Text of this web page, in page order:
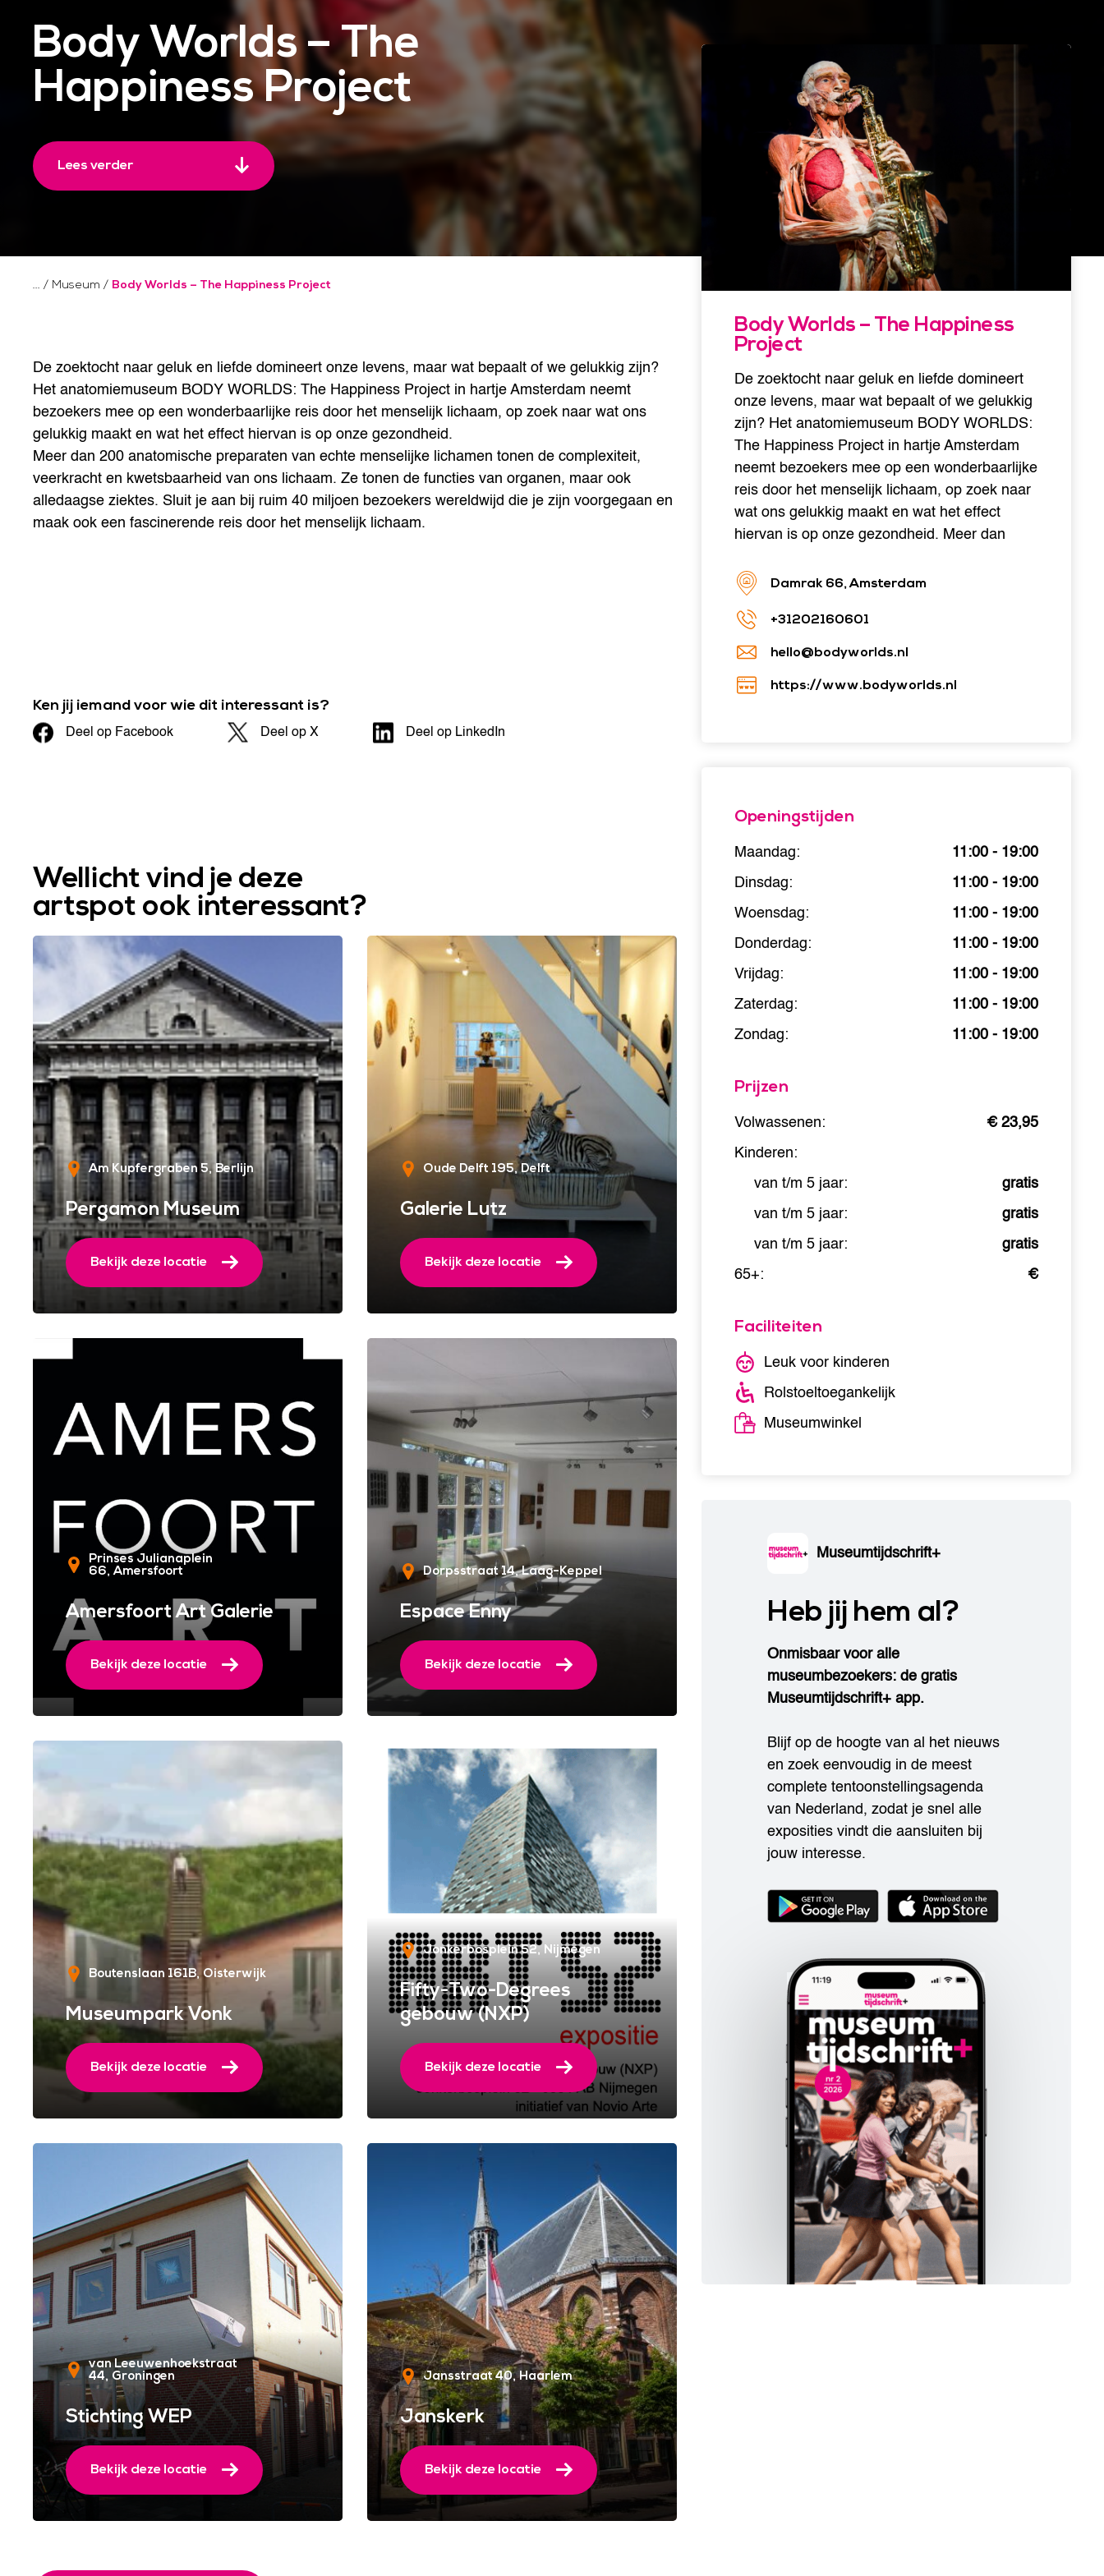
Body Worlds – The
Happiness Project
Lees verder
/ Museum / Body Worlds – The Happiness Project
De zoektocht naar geluk en liefde domineert onze levens, maar wat bepaalt of we gelukkig zijn?
Het anatomiemuseum BODY WORLDS: The Happiness Project in hartje Amsterdam neemt
bezoekers mee op een wonderbaarlijke reis door het menselijk lichaam, op zoek naar wat ons
gelukkig maakt en wat het effect hiervan is op onze gezondheid.
Meer dan 200 anatomische preparaten van echte menselijke lichamen tonen de complexiteit,
veerkracht en kwetsbaarheid van ons lichaam. Ze tonen de functies van organen, maar ook
alledaagse ziektes. Sluit je aan bij ruim 40 miljoen bezoekers wereldwijd die je zijn voorgegaan en
maak ook een fascinerende reis door het menselijk lichaam.
Ken jij iemand voor wie dit interessant is?
Deel op Facebook Deel op X Deel op LinkedIn
Wellicht vind je deze
artspot ook interessant?
Am Kupfergraben 5 Berlijn
Pergamon Museum
Bekijk deze locatie
Oude Delft 195 Delft
Galerie Lutz
Bekijk deze locatie
Prinses Julianaplein
66 Amersfoort
Amersfoort Art Galerie
Bekijk deze locatie
Dorpsstraat 14 Laag-Keppel
Espace Enny
Bekijk deze locatie
Boutenslaan 161B Oisterwijk
Museumpark Vonk
Bekijk deze locatie
Jonkerbosplein 52 Nijmegen
Fifty-Two-Degrees
gebouw (NXP)
Bekijk deze locatie
van Leeuwenhoekstraat
44 Groningen
Stichting WEP
Bekijk deze locatie
Jansstraat 40 Haarlem
Janskerk
Bekijk deze locatie
Body Worlds – The Happiness
Project
De zoektocht naar geluk en liefde domineert
onze levens, maar wat bepaalt of we gelukkig
zijn? Het anatomiemuseum BODY WORLDS:
The Happiness Project in hartje Amsterdam
neemt bezoekers mee op een wonderbaarlijke
reis door het menselijk lichaam, op zoek naar
wat ons gelukkig maakt en wat het effect
hiervan is op onze gezondheid. Meer dan
Damrak 66, Amsterdam
+31202160601
hello@bodyworlds.nl
https://www.bodyworlds.nl
Openingstijden
Maandag:
11:00 - 19:00
Dinsdag:
11:00 - 19:00
Woensdag:
11:00 - 19:00
Donderdag:
11:00 - 19:00
Vrijdag:
11:00 - 19:00
Zaterdag:
11:00 - 19:00
Zondag:
11:00 - 19:00
Prijzen
Volwassenen:
€ 23,95
Kinderen:
van t/m 5 jaar:
gratis
van t/m 5 jaar:
gratis
van t/m 5 jaar:
gratis
65+:
€
Faciliteiten
Leuk voor kinderen
Rolstoeltoegankelijk
Museumwinkel
Museumtijdschrift+
Heb jij hem al?
Onmisbaar voor alle
museumbezoekers: de gratis
Museumtijdschrift+ app.
Blijf op de hoogte van al het nieuws
en zoek eenvoudig in de meest
complete tentoonstellingsagenda
van Nederland, zodat je snel alle
exposities vindt die aansluiten bij
jouw interesse.